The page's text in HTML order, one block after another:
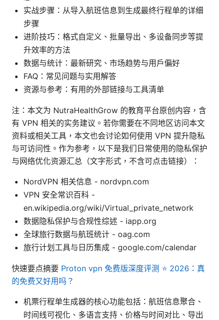
实战步骤：从导入航班信息到生成最终行程单的详细
步骤
进阶技巧：格式自定义、批量导出、多设备同步等提
升效率的方法
数据与统计：最新研究、市场趋势与用户偏好
FAQ：常见问题与实用解答
资源与参考：有用的外部链接与工具清单
注：本文为 NutraHealthGrow 的教育平台原创内容，含
有 VPN 相关的实务建议。若你需要在不同地区访问本文
资料或相关工具，本文也会讨论如何使用 VPN 提升隐私
与可访问性。作为参考，以下是我们日常使用的隐私保护
与网络优化资源汇总（文字形式，不含可点击链接）：
NordVPN 相关信息 - nordvpn.com
VPN 安全常识百科 -
en.wikipedia.org/wiki/Virtual_private_network
数据隐私保护与合规性综述 - iapp.org
全球旅行数据与航班统计 - oag.com
旅行计划工具与日历集成 - google.com/calendar
快速要点摘要 Proton vpn 免费版深度评测 ⭐ 2026：真
的免费又好用吗？
机票行程单生成器的核心功能包括：航班信息聚合、
时间线可视化、多语言支持、价格与时间对比、导出